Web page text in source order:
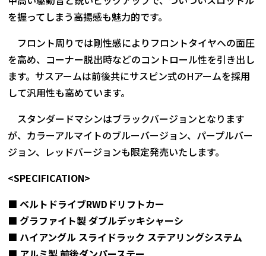
を握ってしまう高揚感も魅力的です。
フロント周りでは剛性感によりフロントタイヤへの面圧
を高め、コーナー脱出時などのコントロール性を引き出し
ます。サスアームは前後共にサスピン式のHアームを採用
して汎用性も高めています。
スタンダードマシンはブラックバージョンとなります
が、カラーアルマイトのブルーバージョン、パープルバー
ジョン、レッドバージョンも限定発売いたします。
<SPECIFICATION>
■ ベルトドライブRWDドリフトカー
■ グラファイト製 ダブルデッキシャーシ
■ ハイアングル スライドラック ステアリングシステム